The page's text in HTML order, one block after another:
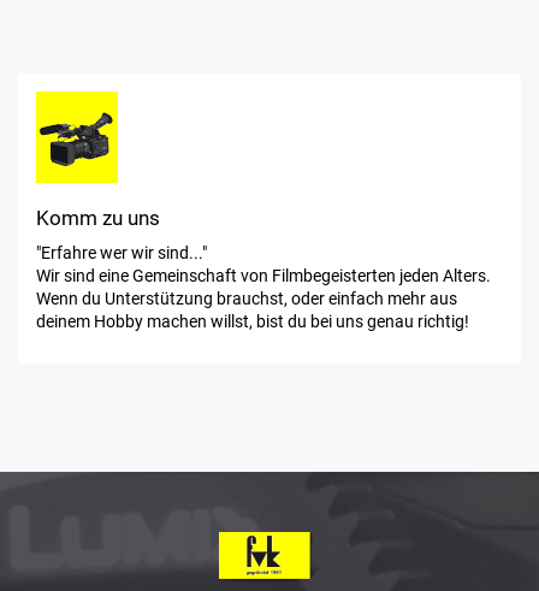
Komm zu uns
"Erfahre wer wir sind..."
Wir sind eine Gemeinschaft von Filmbegeisterten jeden Alters.
Wenn du Unterstützung brauchst, oder einfach mehr aus
deinem Hobby machen willst, bist du bei uns genau richtig!